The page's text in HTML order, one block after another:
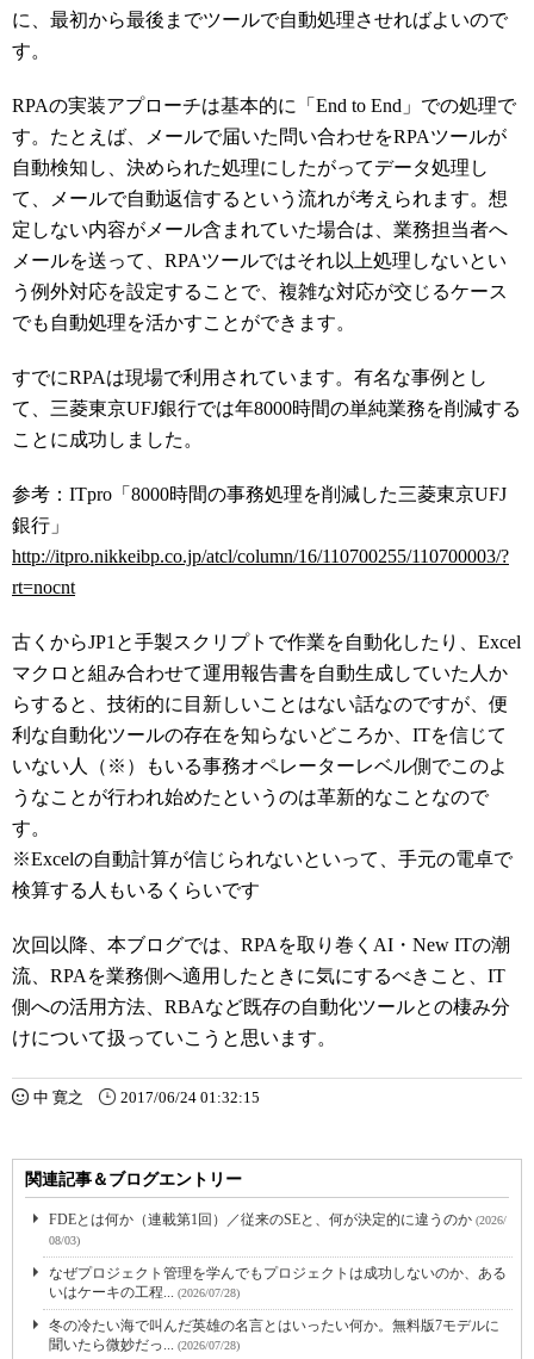
に、最初から最後までツールで自動処理させればよいので
す。
RPAの実装アプローチは基本的に「End to End」での処理で
す。たとえば、メールで届いた問い合わせをRPAツールが
自動検知し、決められた処理にしたがってデータ処理し
て、メールで自動返信するという流れが考えられます。想
定しない内容がメール含まれていた場合は、業務担当者へ
メールを送って、RPAツールではそれ以上処理しないとい
う例外対応を設定することで、複雑な対応が交じるケース
でも自動処理を活かすことができます。
すでにRPAは現場で利用されています。有名な事例とし
て、三菱東京UFJ銀行では年8000時間の単純業務を削減する
ことに成功しました。
参考：ITpro「8000時間の事務処理を削減した三菱東京UFJ
銀行」
http://itpro.nikkeibp.co.jp/atcl/column/16/110700255/110700003/?
rt=nocnt
古くからJP1と手製スクリプトで作業を自動化したり、Excel
マクロと組み合わせて運用報告書を自動生成していた人か
らすると、技術的に目新しいことはない話なのですが、便
利な自動化ツールの存在を知らないどころか、ITを信じて
いない人（※）もいる事務オペレーターレベル側でこのよ
うなことが行われ始めたというのは革新的なことなので
す。
※Excelの自動計算が信じられないといって、手元の電卓で
検算する人もいるくらいです
次回以降、本ブログでは、RPAを取り巻くAI・New ITの潮
流、RPAを業務側へ適用したときに気にするべきこと、IT
側への活用方法、RBAなど既存の自動化ツールとの棲み分
けについて扱っていこうと思います。
中 寛之 2017/06/24 01:32:15
関連記事＆ブログエントリー
FDEとは何か（連載第1回）／従来のSEと、何が決定的に違うのか (2026/
08/03)
なぜプロジェクト管理を学んでもプロジェクトは成功しないのか、ある
いはケーキの工程...
(2026/07/28)
冬の冷たい海で叫んだ英雄の名言とはいったい何か。無料版7モデルに
聞いたら微妙だっ...
(2026/07/28)